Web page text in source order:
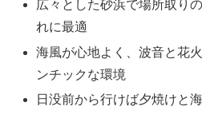
広々とした砂浜で場所取り
れに最適
海風が心地よく、波音と花
ンチックな環境
日没前から行けば夕焼けと